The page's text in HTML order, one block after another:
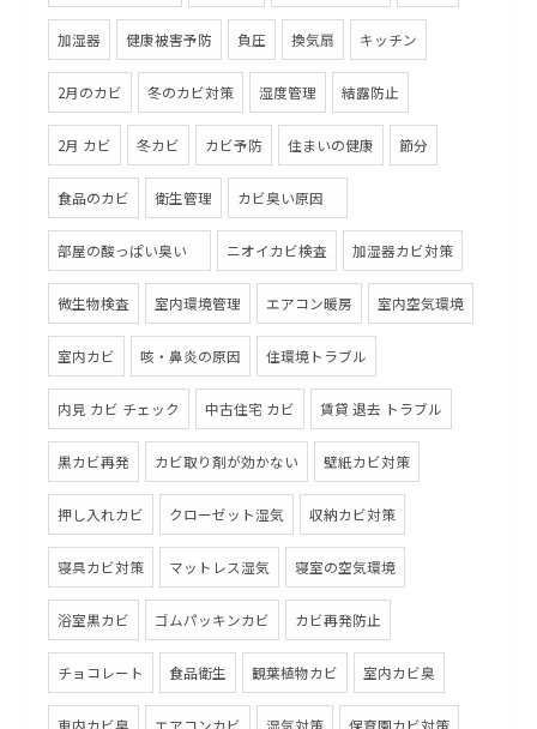
加湿器 健康被害予防 負圧 換気扇 キッチン
2月のカビ 冬のカビ対策 湿度管理 結露防止
2月 カビ 冬カビ カビ予防 住まいの健康 節分
食品のカビ 衛生管理 カビ臭い原因
部屋の酸っぱい臭い ニオイカビ検査 加湿器カビ対策
微生物検査 室内環境管理 エアコン暖房 室内空気環境
室内カビ 咳・鼻炎の原因 住環境トラブル
内見 カビ チェック 中古住宅 カビ 賃貸 退去 トラブル
黒カビ再発 カビ取り剤が効かない 壁紙カビ対策
押し入れカビ クローゼット湿気 収納カビ対策
寝具カビ対策 マットレス湿気 寝室の空気環境
浴室黒カビ ゴムパッキンカビ カビ再発防止
チョコレート 食品衛生 観葉植物カビ 室内カビ臭